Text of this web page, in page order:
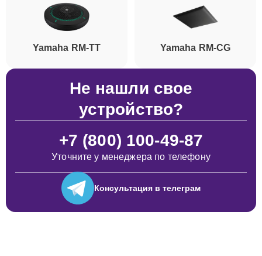
Yamaha RM-TT Yamaha RM-CG
Не нашли свое
устройство?
+7 (800) 100-49-87
Уточните у менеджера по телефону
Консультация в телеграм